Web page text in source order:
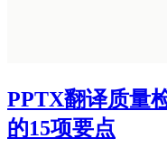
PPTX翻译质量
的15项要点